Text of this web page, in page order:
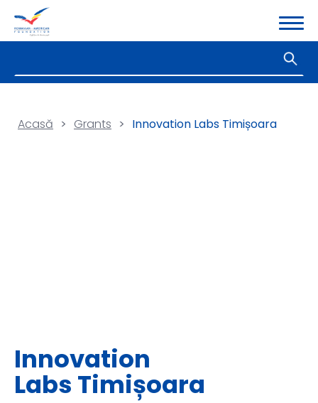
Acasă > Grants > Innovation Labs Timișoara
Innovation
Labs Timișoara